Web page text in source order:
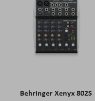
Behringer Xenyx 802S